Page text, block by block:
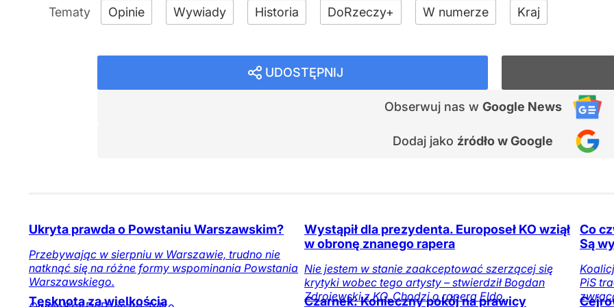
Opinie Wywiady Historia DoRzeczy+ W numerze Kraj
UDOSTĘPNIJ
Obserwuj nas w Google News
Dodaj jako źródło w Google
Ukryta prawda o Powstaniu Warszawskim?
Przebywając w sierpniu w Warszawie, trudno nie
natknąć się na różne formy wspominania Powstania
Warszawskiego.
Wystąpił dla prezydenta. Europoseł KO wziął
w obronę znanego rapera
Nie jestem w stanie zaakceptować szerzącej się
krytyki wobec tego artysty – stwierdził Bogdan
Zdrojewski z KO. Chodzi o rapera Eldo.
Co
Są
PiS
Tęsknota za wielkością Czarnek: Konieczny pokój na prawicy